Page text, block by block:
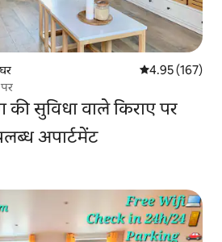
औसत रेटिंग 5 में से
4.95 (167)
सुविधा वाले किराए पर
अपार्टमेंट